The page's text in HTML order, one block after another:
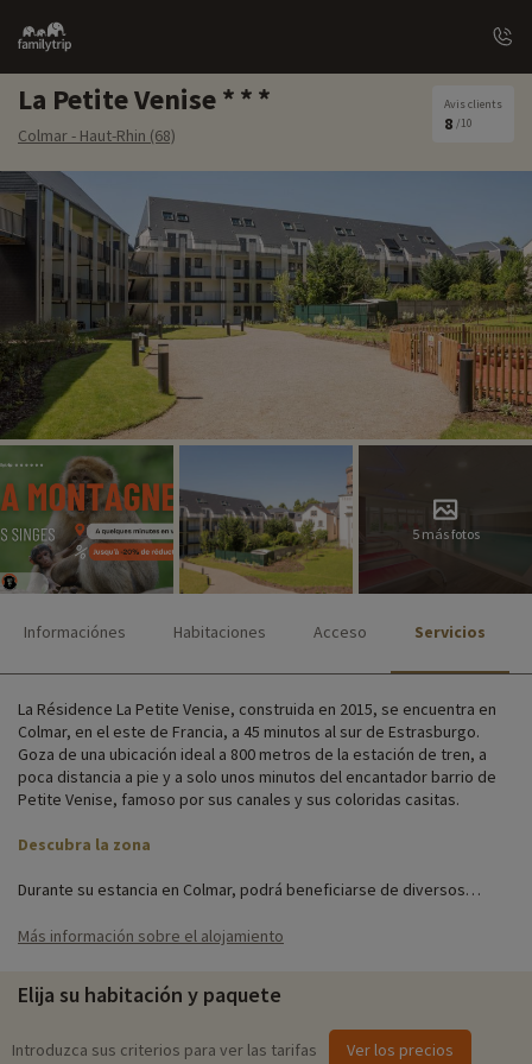
Family
trip
La Petite Venise
Colmar - Haut-Rhin (68)
Avis clients
8 /10
5 más fotos
Informaciónes Habitaciones Acceso Servicios
La Résidence La Petite Venise, construida en 2015, se encuentra en
Colmar, en el este de Francia, a 45 minutos al sur de Estrasburgo.
Goza de una ubicación ideal a 800 metros de la estación de tren, a
poca distancia a pie y a solo unos minutos del encantador barrio de
Petite Venise, famoso por sus canales y sus coloridas casitas.
Descubra la zona
Durante su estancia en Colmar, podrá beneficiarse de diversos
Fi, préstamo de kits para bebés y una lavandería. También hay una
Cada apartamento tiene capacidad para 5 personas y está
totalmente equipado con televisión, cocina y ducha o baño. Algunos
también tienen balcón o terraza. Para su comodidad, la ropa de cama,
Más información sobre el alojamiento
Elija su habitación y paquete
Introduzca sus criterios para ver las tarifas Ver los precios